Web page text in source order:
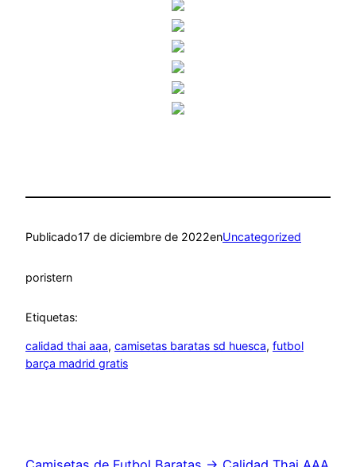
Publicado17 de diciembre de 2022enUncategorized
poristern
Etiquetas:
calidad thai aaa, camisetas baratas sd huesca, futbol
barça madrid gratis